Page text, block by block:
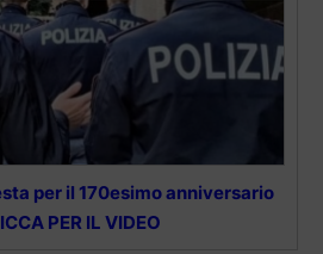
per il 170esimo anniversario
PER IL VIDEO